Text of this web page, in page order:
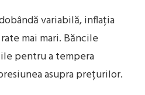
variabilă, inflația
mai mari. Băncile
pentru a tempera
asupra prețurilor.